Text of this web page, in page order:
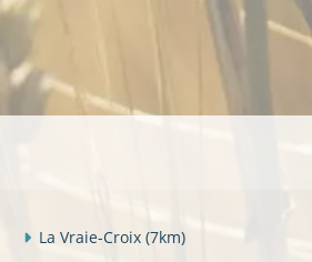
La Vraie-Croix (7km)